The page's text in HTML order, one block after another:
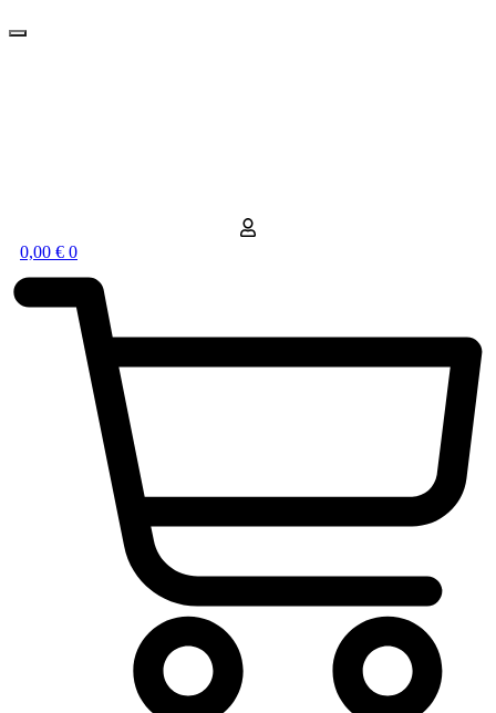
0,00 € 0